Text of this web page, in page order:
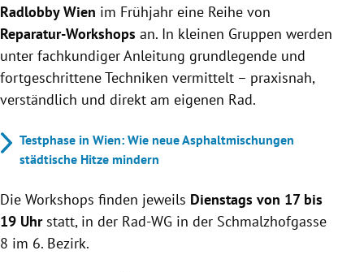
Radlobby Wien im Frühjahr eine Reihe von
Reparatur-Workshops an. In kleinen Gruppen werden
unter fachkundiger Anleitung grundlegende und
fortgeschrittene Techniken vermittelt – praxisnah,
verständlich und direkt am eigenen Rad.
Testphase in Wien: Wie neue Asphaltmischungen
städtische Hitze mindern
Die Workshops finden jeweils Dienstags von 17 bis
19 Uhrstatt, in der Rad-WG in der Schmalzhofgasse
8 im 6. Bezirk.